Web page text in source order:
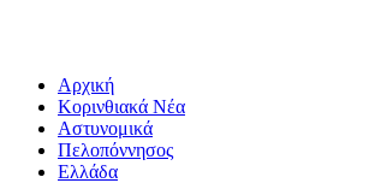
Αρχική
Κορινθιακά Νέα
Αστυνομικά
Πελοπόννησος
Ελλάδα